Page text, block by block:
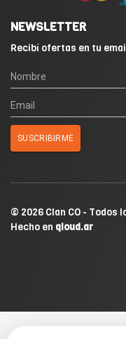
NEWSLETTER
Recibí ofertas en tu
© 2026 Clan CO - Todos
Hecho en qloud.ar